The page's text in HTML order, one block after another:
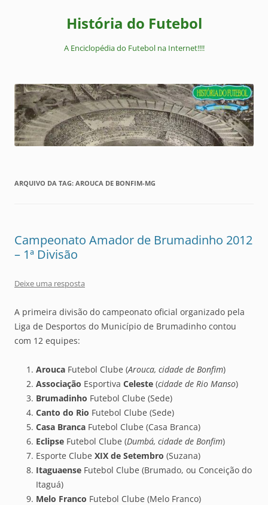
História do Futebol
A Enciclopédia do Futebol na Internet!!!!
ARQUIVO DA TAG: AROUCA DE BONFIM-MG
Campeonato Amador de Brumadinho 2012
– 1ª Divisão
Deixe uma resposta
A primeira divisão do campeonato oficial organizado pela
Liga de Desportos do Município de Brumadinho contou
com 12 equipes:
Arouca Futebol Clube (Arouca, cidade de Bonfim)
Associação Esportiva Celeste (cidade de Rio Manso)
Brumadinho Futebol Clube (Sede)
Canto do Rio Futebol Clube (Sede)
Casa Branca Futebol Clube (Casa Branca)
Eclipse Futebol Clube (Dumbá, cidade de Bonfim)
Esporte Clube XIX de Setembro (Suzana)
Itaguaense Futebol Clube (Brumado, ou Conceição do
Itaguá)
Melo Franco Futebol Clube (Melo Franco)